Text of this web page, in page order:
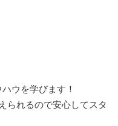
ウを学びます！
られるので安心してスタ